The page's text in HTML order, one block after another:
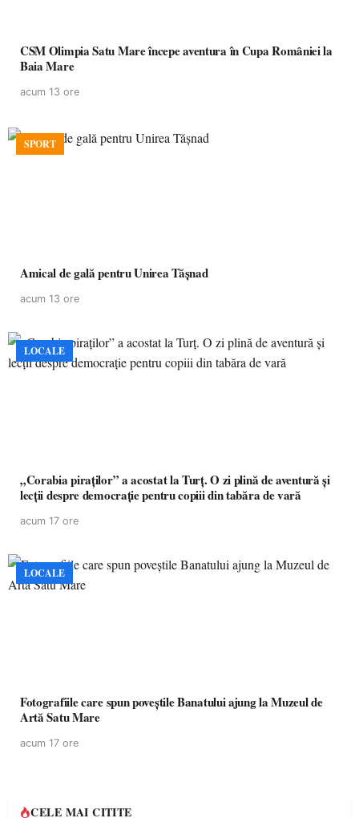
CSM Olimpia Satu Mare începe aventura în Cupa României la
Baia Mare
acum 13 ore
SPORT
Amical de gală pentru Unirea Tășnad
acum 13 ore
LOCALE
„Corabia piraților” a acostat la Turț. O zi plină de aventură și
lecții despre democrație pentru copiii din tabăra de vară
acum 17 ore
LOCALE
Fotografiile care spun poveștile Banatului ajung la Muzeul de
Artă Satu Mare
acum 17 ore
CELE MAI CITITE